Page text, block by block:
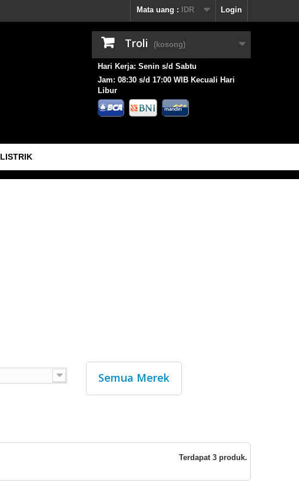
Login
Mata uang : IDR
Troli (kosong)
Hari Kerja: Senin s/d Sabtu
Jam: 08:30 s/d 17:00 WIB Kecuali Hari
Libur
LISTRIK
Semua Merek
Terdapat 3 produk.